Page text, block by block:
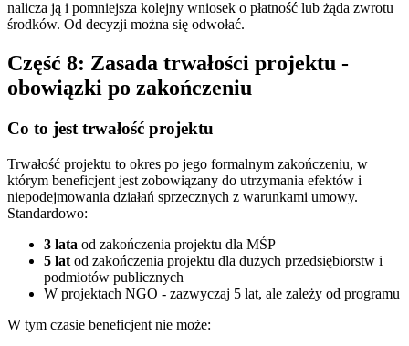
nalicza ją i pomniejsza kolejny wniosek o płatność lub żąda zwrotu
środków. Od decyzji można się odwołać.
Część 8: Zasada trwałości projektu -
obowiązki po zakończeniu
Co to jest trwałość projektu
Trwałość projektu to okres po jego formalnym zakończeniu, w
którym beneficjent jest zobowiązany do utrzymania efektów i
niepodejmowania działań sprzecznych z warunkami umowy.
Standardowo:
3 lata od zakończenia projektu dla MŚP
5 lat od zakończenia projektu dla dużych przedsiębiorstw i
podmiotów publicznych
W projektach NGO - zazwyczaj 5 lat, ale zależy od programu
W tym czasie beneficjent nie może: